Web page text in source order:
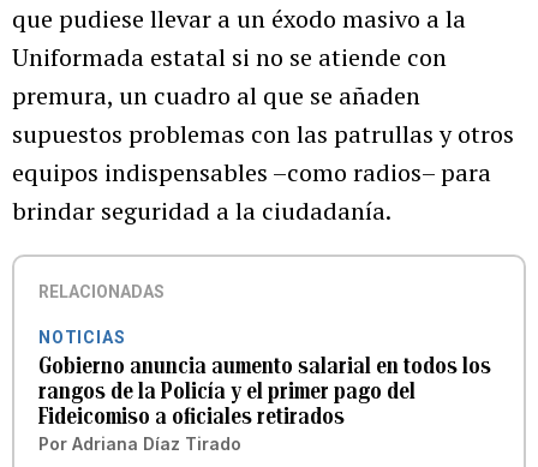
que pudiese llevar a un éxodo masivo a la
Uniformada estatal si no se atiende con
premura, un cuadro al que se añaden
supuestos problemas con las patrullas y otros
equipos indispensables –como radios– para
brindar seguridad a la ciudadanía.
RELACIONADAS
NOTICIAS
Gobierno anuncia aumento salarial en todos los
rangos de la Policía y el primer pago del
Fideicomiso a oficiales retirados
Por Adriana Díaz Tirado